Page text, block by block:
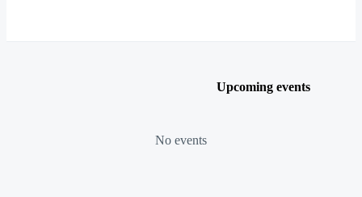
Upcoming events
No events